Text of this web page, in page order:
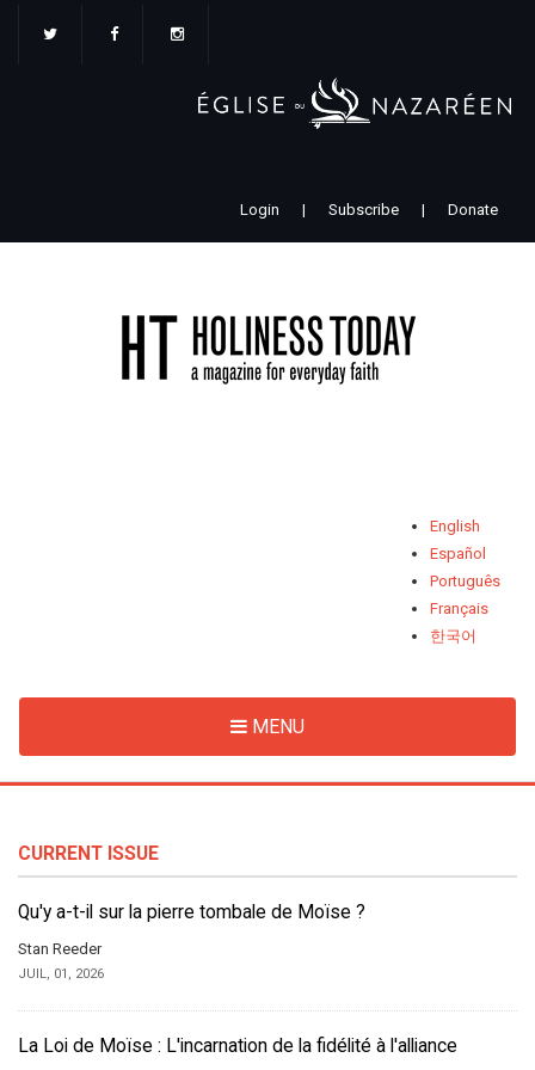
Login | Subscribe | Donate
English
Español
Português
Français
한국어
MENU
CURRENT ISSUE
Qu'y a-t-il sur la pierre tombale de Moïse ?
Stan Reeder
JUIL, 01, 2026
La Loi de Moïse : L'incarnation de la fidélité à l'alliance